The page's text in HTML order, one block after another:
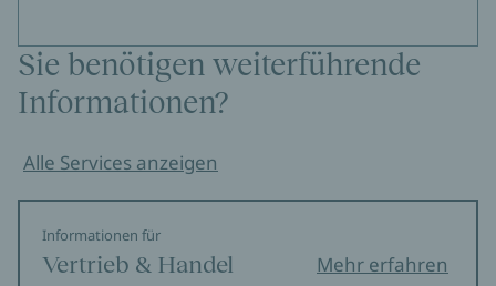
Sie benötigen weiterführende
Informationen?
Alle Services anzeigen
Informationen für
Vertrieb & Handel Mehr erfahren